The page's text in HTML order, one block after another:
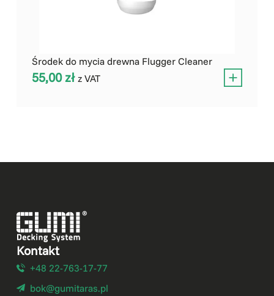
Środek do mycia drewna Flugger Cleaner
55,00zł z VAT
Kontakt
+48 22-763-17-77
bok@gumitaras.pl